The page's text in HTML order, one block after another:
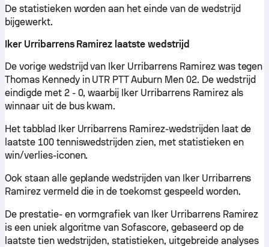
De statistieken worden aan het einde van de wedstrijd
bijgewerkt.
Iker Urribarrens Ramirez laatste wedstrijd
De vorige wedstrijd van Iker Urribarrens Ramirez was tegen
Thomas Kennedy in UTR PTT Auburn Men 02. De wedstrijd
eindigde met 2 - 0, waarbij Iker Urribarrens Ramirez als
winnaar uit de bus kwam.
Het tabblad Iker Urribarrens Ramirez-wedstrijden laat de
laatste 100 tenniswedstrijden zien, met statistieken en
win/verlies-iconen.
Ook staan alle geplande wedstrijden van Iker Urribarrens
Ramirez vermeld die in de toekomst gespeeld worden.
De prestatie- en vormgrafiek van Iker Urribarrens Ramirez
is een uniek algoritme van Sofascore, gebaseerd op de
laatste tien wedstrijden, statistieken, uitgebreide analyses